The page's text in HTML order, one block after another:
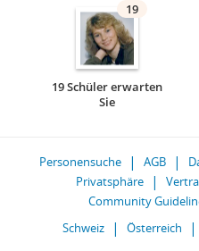
19
19 Schüler erwarten
Sie
Personensuche AGB
Privatsphäre
Community
Schweiz
Österreich